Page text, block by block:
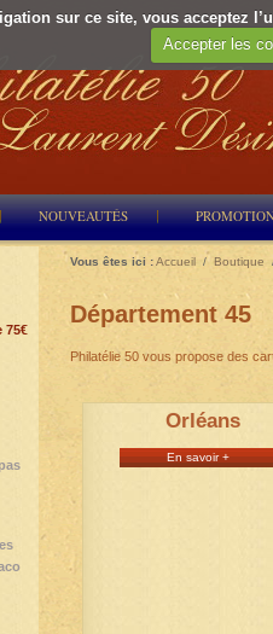
sur ce site, vous acceptez
Accepter les
NOUVEAUTÉS
Vous êtes ici :Accueil / Boutique
Département 45
Philatélie 50 vous propose des
Orléans
En savoir +
75€